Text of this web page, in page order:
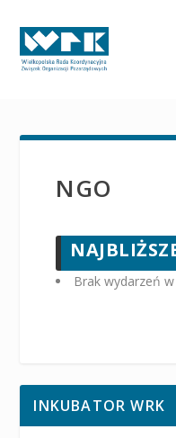
NGO
Brak wydarzeń
INKUBATOR WRK